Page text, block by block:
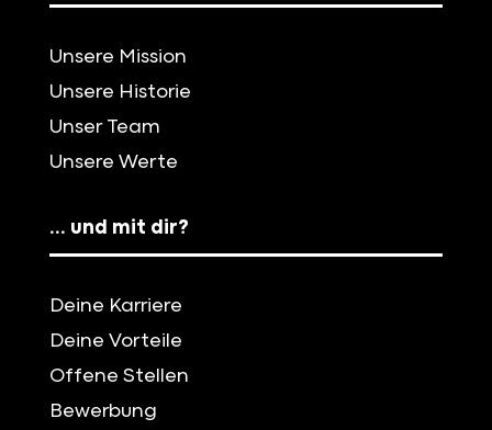
Unsere Mission
Unsere Historie
Unser Team
Unsere Werte
… und mit dir?
Deine Karriere
Deine Vorteile
Offene Stellen
Bewerbung